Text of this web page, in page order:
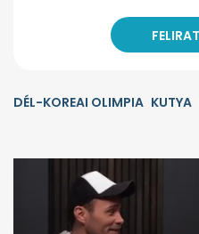
DÉL-KOREAI OLIMPIA KUTYA